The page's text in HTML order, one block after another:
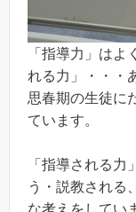
「指導力」は
れる力」・・・
思春期の生徒に
ています。
「指導される
う・説教される
な考えをしてい